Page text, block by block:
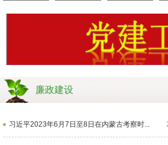
丹心育种护粮安
——记黑龙江... 立105周年暨“...
力
廉政建设
习近平2023年6月7日至8日在内蒙古考察时...